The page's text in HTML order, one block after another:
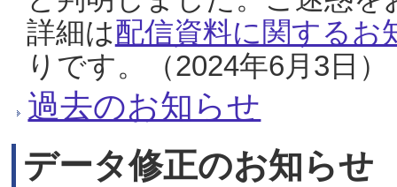
詳細は配信資料に関するお
りです。（2024年6月3日）
過去のお知らせ
データ修正のお知らせ